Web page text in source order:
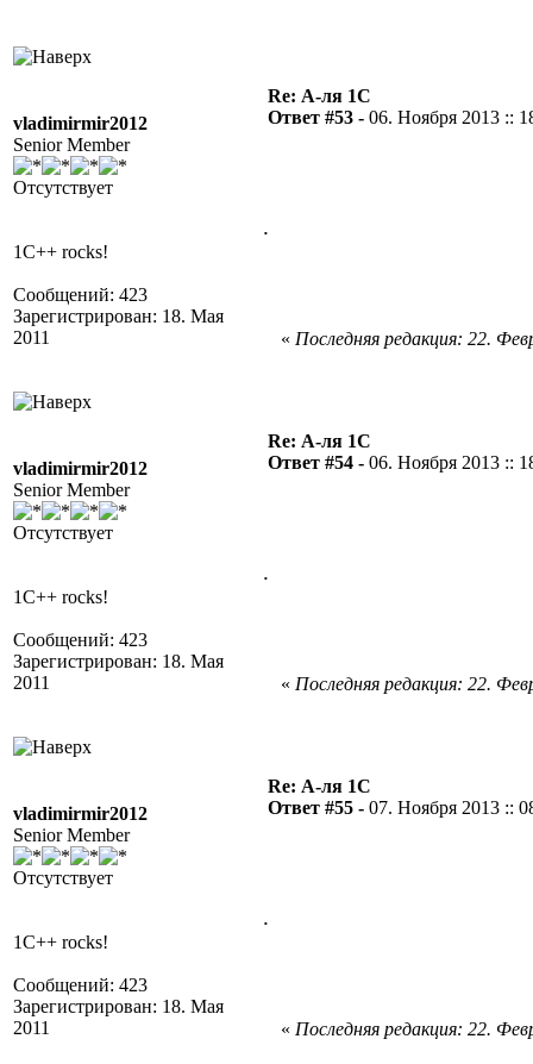
vladimirmir2012
Senior Member
Отсутствует
1C++ rocks!
Сообщений: 423
Зарегистрирован: 18. Мая
2011
Re: А-ля 1С
Ответ #53 - 06. Ноября 2013 ::
.
« Последняя редакция: 22.
vladimirmir2012
Senior Member
Отсутствует
1C++ rocks!
Сообщений: 423
Зарегистрирован: 18. Мая
2011
Re: А-ля 1С
Ответ #54 - 06. Ноября 2013 ::
.
« Последняя редакция: 22.
vladimirmir2012
Senior Member
Отсутствует
1C++ rocks!
Сообщений: 423
Зарегистрирован: 18. Мая
2011
Re: А-ля 1С
Ответ #55 - 07. Ноября 2013 ::
.
« Последняя редакция: 22.